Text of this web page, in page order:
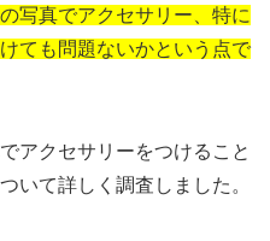
写真でアクセサリー、特に
ても問題ないかという点で
アクセサリーをつけること
いて詳しく調査しました。